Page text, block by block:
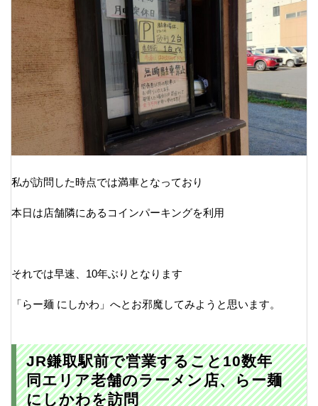
私が訪問した時点では満車となっており
本日は店舗隣にあるコインパーキングを利用
それでは早速、10年ぶりとなります
「らー麺 にしかわ」へとお邪魔してみようと思います。
JR鎌取駅前で営業すること10数年
同エリア老舗のラーメン店、らー麺
にしかわを訪問